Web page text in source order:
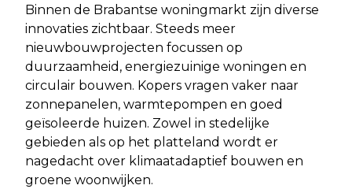
Binnen de Brabantse woningmarkt zijn diverse
innovaties zichtbaar. Steeds meer
nieuwbouwprojecten focussen op
duurzaamheid, energiezuinige woningen en
circulair bouwen. Kopers vragen vaker naar
zonnepanelen, warmtepompen en goed
geïsoleerde huizen. Zowel in stedelijke
gebieden als op het platteland wordt er
nagedacht over klimaatadaptief bouwen en
groene woonwijken.